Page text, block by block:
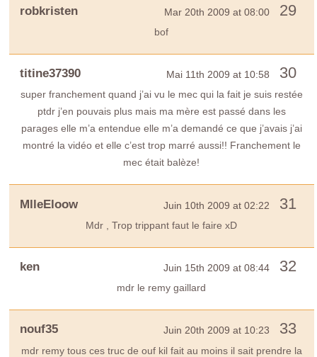
robkristen Mar 20th 2009 at 08:00 29
bof
titine37390 Mai 11th 2009 at 10:58 30
super franchement quand j’ai vu le mec qui la fait je suis restée
ptdr j’en pouvais plus mais ma mère est passé dans les
parages elle m’a entendue elle m’a demandé ce que j’avais j’ai
montré la vidéo et elle c’est trop marré aussi!! Franchement le
mec était balèze!
MlleEloow Juin 10th 2009 at 02:22 31
Mdr , Trop trippant faut le faire xD
ken Juin 15th 2009 at 08:44 32
mdr le remy gaillard
nouf35 Juin 20th 2009 at 10:23 33
mdr remy tous ces truc de ouf kil fait au moins il sait prendre la